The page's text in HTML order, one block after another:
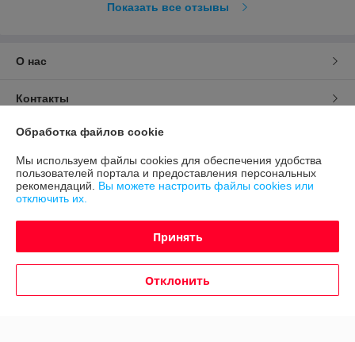
Показать все отзывы
О нас
Контакты
Доставка и оплата
График работы
Политика обработки cookies
Сайт создан на платформе Deal.by
Обработка файлов cookie
Мы используем файлы cookies для обеспечения удобства
пользователей портала и предоставления персональных
рекомендаций. Вы можете настроить файлы cookies или
отключить их.
Принять
Отклонить